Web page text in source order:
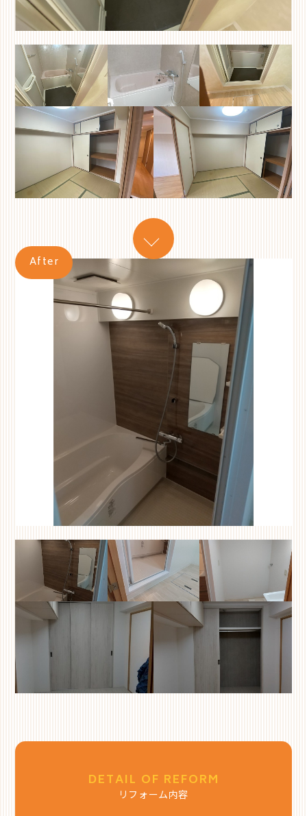
After
DETAIL OF REFORM
リフォーム内容